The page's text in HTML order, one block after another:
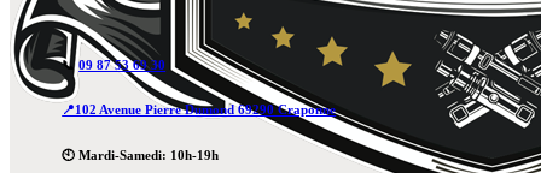
📞09 87 53 69 30
📍102 Avenue Pierre Dumond 69290 Craponne
🕙 Mardi-Samedi: 10h-19h